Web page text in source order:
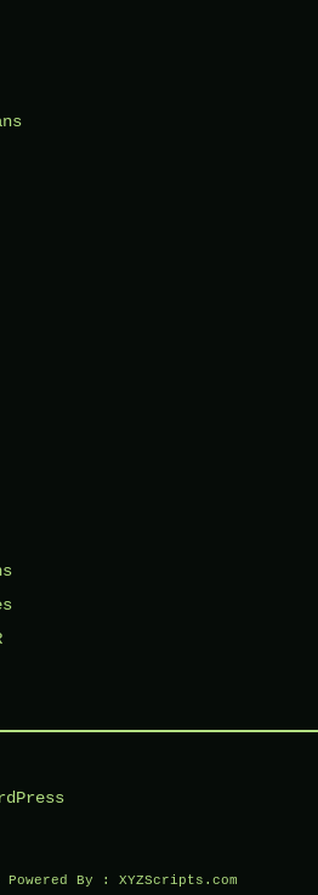
Powered By : XYZScripts.com